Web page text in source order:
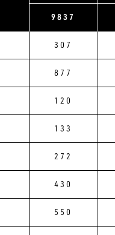
9837
307
877
120
133
272
430
550